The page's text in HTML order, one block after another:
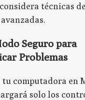
técnicas
Seguro para
Problemas
computadora en
solo los